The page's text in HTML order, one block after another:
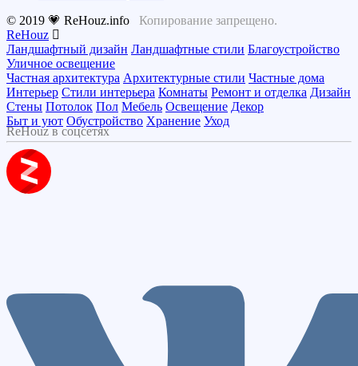
© 2019 💗 ReHouz.info Копирование запрещено.
ReHouz
Ландшафтный дизайн Ландшафтные стили Благоустройство
Уличное освещение
Частная архитектура Архитектурные стили Частные дома
Интерьер Стили интерьера Комнаты Ремонт и отделка Дизайн
Стены Потолок Пол Мебель Освещение Декор
Быт и уют Обустройство Хранение Уход
ReHouz в соцсетях